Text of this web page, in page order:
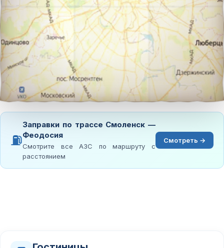
⛽
Заправки по трассе Смоленск —
Феодосия
Смотрите все АЗС по маршруту с
расстоянием
Смотреть →